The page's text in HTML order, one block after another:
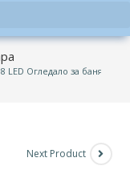
LED Огледало за баня Жара
Next Product